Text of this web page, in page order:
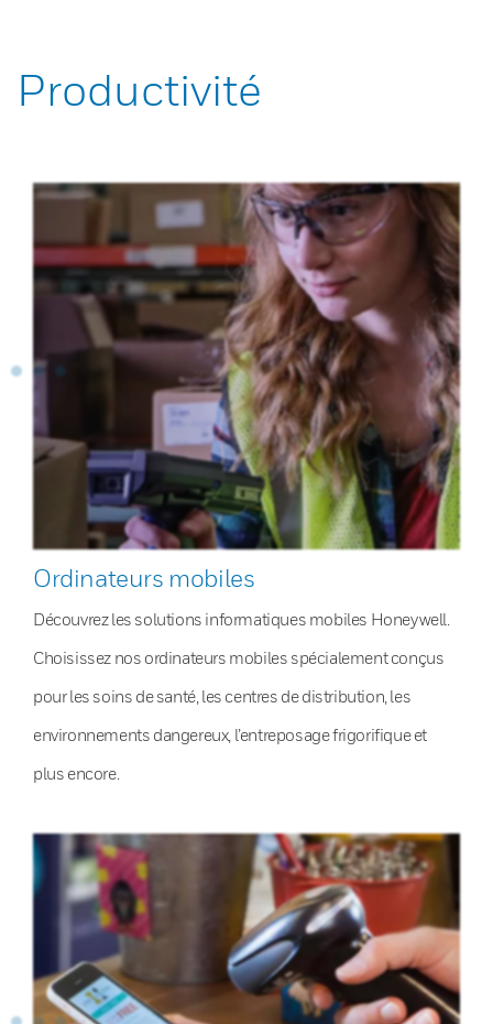
Productivité
Ordinateurs mobiles
Découvrez les solutions informatiques mobiles Honeywell.
Choisissez nos ordinateurs mobiles spécialement conçus
pour les soins de santé, les centres de distribution, les
environnements dangereux, l’entreposage frigorifique et
plus encore.